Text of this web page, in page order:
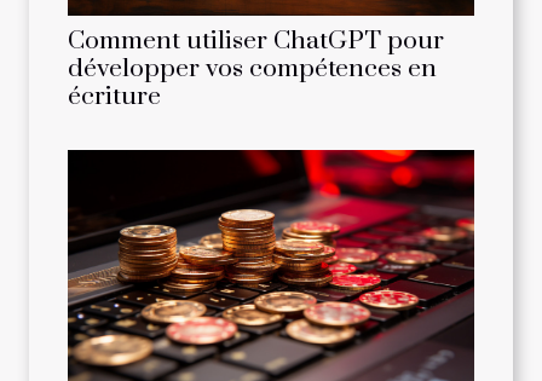
Comment utiliser ChatGPT pour
développer vos compétences en
écriture